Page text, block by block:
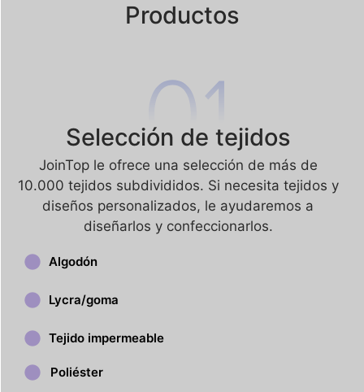
Productos
Selección de tejidos
JoinTop le ofrece una selección de más de
10.000 tejidos subdivididos. Si necesita tejidos y
diseños personalizados, le ayudaremos a
diseñarlos y confeccionarlos.
Algodón
Lycra/goma
Tejido impermeable
Poliéster